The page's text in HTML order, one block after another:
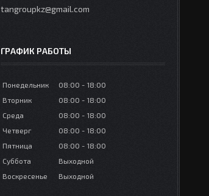
tangroupkz@gmail.com
ГРАФИК РАБОТЫ
Понедельник 08:00
18:00
Вторник
08:00
18:00
Среда
08:00
18:00
Четверг
08:00
18:00
Пятница
08:00
18:00
Суббота
Выходной
Воскресенье
Выходной